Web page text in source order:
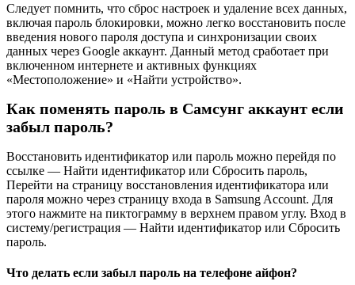
Следует помнить, что сброс настроек и удаление всех данных,
включая пароль блокировки, можно легко восстановить после
введения нового пароля доступа и синхронизации своих
данных через Google аккаунт. Данный метод сработает при
включенном интернете и активных функциях
«Местоположение» и «Найти устройство».
Как поменять пароль в Самсунг аккаунт если
забыл пароль?
Восстановить идентификатор или пароль можно перейдя по
ссылке — Найти идентификатор или Сбросить пароль,
Перейти на страницу восстановления идентификатора или
пароля можно через страницу входа в Samsung Account. Для
этого нажмите на пиктограмму в верхнем правом углу. Вход в
систему/регистрация — Найти идентификатор или Сбросить
пароль.
Что делать если забыл пароль на телефоне айфон?